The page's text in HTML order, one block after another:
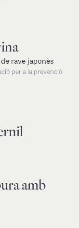
rave japonès
per a la prevenció
amb